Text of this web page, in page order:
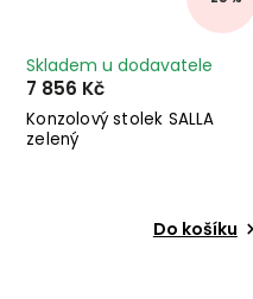
Konzolový stolek SALLA
zelený
Skladem u dodavatele
7 856 Kč
Do košíku